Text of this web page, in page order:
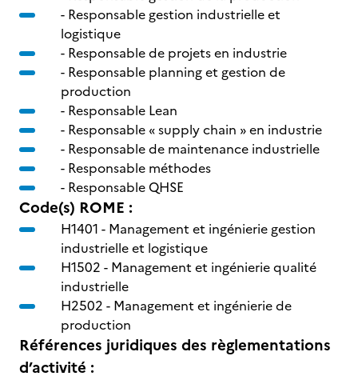
- Responsable gestion industrielle et
logistique
- Responsable de projets en industrie
- Responsable planning et gestion de
production
- Responsable Lean
- Responsable « supply chain » en industrie
- Responsable de maintenance industrielle
- Responsable méthodes
- Responsable QHSE
Code(s) ROME :
H1401 - Management et ingénierie gestion
industrielle et logistique
H1502 - Management et ingénierie qualité
industrielle
H2502 - Management et ingénierie de
production
Références juridiques des règlementations
d’activité :